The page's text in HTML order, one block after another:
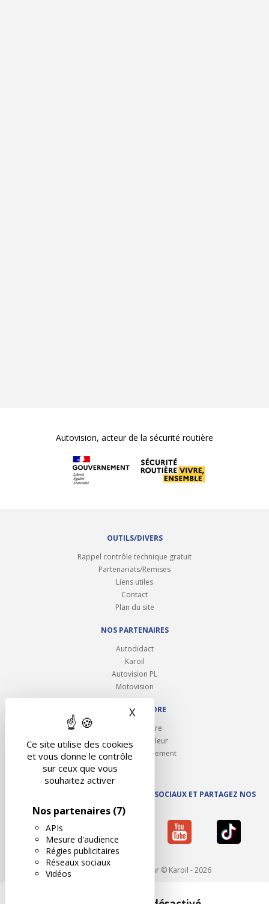
Ce site utilise des cookies
et vous donne le contrôle
sur ceux que vous
souhaitez activer
Nos partenaires (7)
APIs
Mesure d'audience
Régies publicitaires
Réseaux sociaux
Vidéos
X Masquer le bandeau des
Autovision, acteur de la sécurité routière
OUTILS/DIVERS
Rappel contrôle technique gratuit
Partenariats/Remises
Liens utiles
Contact
Plan du site
NOS PARTENAIRES
Autodidact
Karoil
Autovision PL
Motovision
NOUS REJOINDRE
Ouvrir un centre
Devenez contrôleur
Carrières et recrutement
SUIVEZ AUTOVISION SUR LES RÉSEAUX SOCIAUX ET PARTAGEZ NOS
ACTUS
Mentions légales - Réalisé par © Karoil - 2026